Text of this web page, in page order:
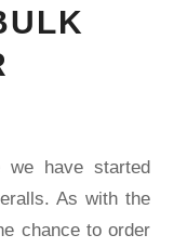
have started
As with the
chance to order